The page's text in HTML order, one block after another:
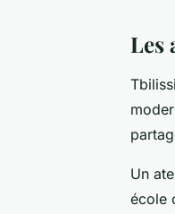
Les
Un
école